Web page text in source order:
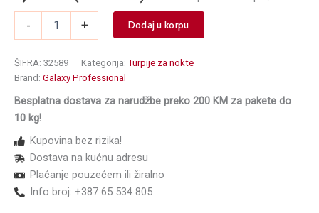
-
nokte
-
polumesec
100/180
+ Dodaj u korpu
ŠIFRA: 32589 Kategorija:Turpije za nokte
Brand: Galaxy Professional
Besplatna dostava za narudžbe preko 200 KM za pakete do
10 kg!
Kupovina bez rizika!
Dostava na kućnu adresu
Plaćanje pouzećem ili žiralno
Info broj: +387 65 534 805